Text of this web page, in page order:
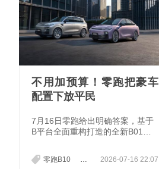
不用加预算！零跑把豪车
配置下放平民
7月16日零跑给出明确答案，基于
B平台全面重构打造的全新B01与
价，直接把二十万级续航、五十万
级豪华配置，塞进十万级价格区
2026-07-16 22:07
零跑B10 零跑B01